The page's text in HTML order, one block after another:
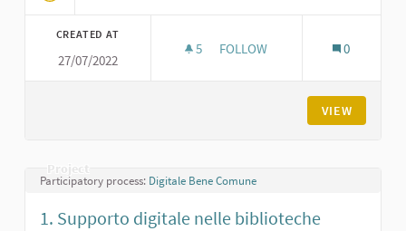
CREATED AT
27/07/2022
5 5 FOLLOWERS
FOLLOW 0
VIEW
Participatory process: Digitale Bene Comune
1. Supporto digitale nelle biblioteche